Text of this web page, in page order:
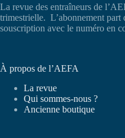
La revue des entraîneurs de
trimestrielle. L’abonnement part
souscription avec le numéro en
À propos de l’AEFA
La revue
Qui sommes-nous ?
Ancienne boutique